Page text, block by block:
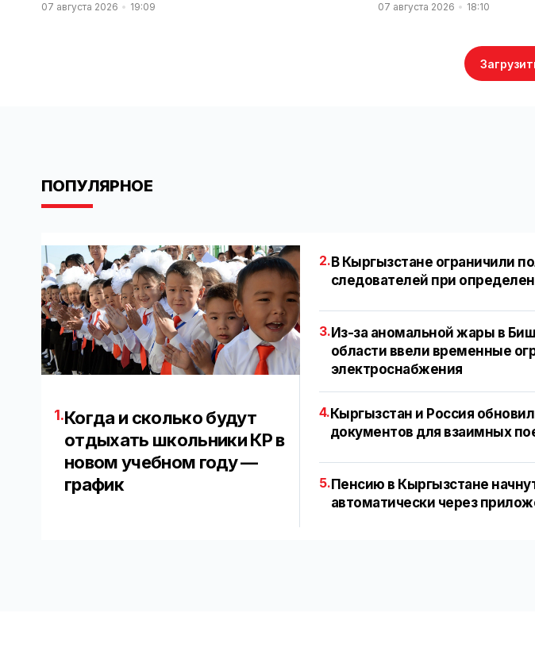
07 августа 2026 19:09 07 августа 2026 18:10
ПОПУЛЯРНОЕ
1.Когда и сколько будут
отдыхать школьники КР в
новом учебном году —
график
2. В Кыргызстане ограничили
следователей при
3.Из-за аномальной жары в
области ввели временные
электроснабжения
4.Кыргызстан и Россия
документов для взаимных
5.Пенсию в Кыргызстане
автоматически через